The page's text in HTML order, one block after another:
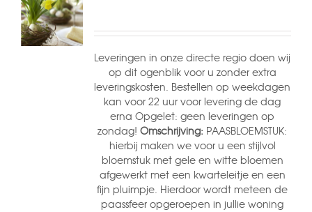
Leveringen in onze directe regio doen wij
op dit ogenblik voor u zonder extra
leveringskosten. Bestellen op weekdagen
kan voor 22 uur voor levering de dag
erna Opgelet: geen leveringen op
zondag!Omschrijving: PAASBLOEMSTUK:
hierbij maken we voor u een stijlvol
bloemstuk met gele en witte bloemen
afgewerkt met een kwarteleitje en een
fijn pluimpje. Hierdoor wordt meteen de
paassfeer opgeroepen in jullie woning